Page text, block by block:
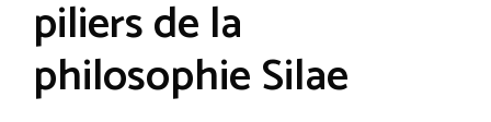
piliers de la
philosophie Silae